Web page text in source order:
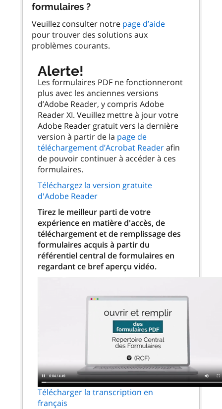
formulaires ?
Veuillez consulter notre page d’aide
pour trouver des solutions aux
problèmes courants.
Alerte!
Les formulaires PDF ne fonctionneront
plus avec les anciennes versions
d’Adobe Reader, y compris Adobe
Reader XI. Veuillez mettre à jour votre
Adobe Reader gratuit vers la dernière
version à partir de la page de
téléchargement d’Acrobat Readerafin
de pouvoir continuer à accéder à ces
formulaires.
Téléchargez la version gratuite
d'Adobe Reader
Tirez le meilleur parti de votre
expérience en matière d'accès, de
téléchargement et de remplissage des
formulaires acquis à partir du
référentiel central de formulaires en
regardant ce bref aperçu vidéo.
Télécharger la transcription en
français